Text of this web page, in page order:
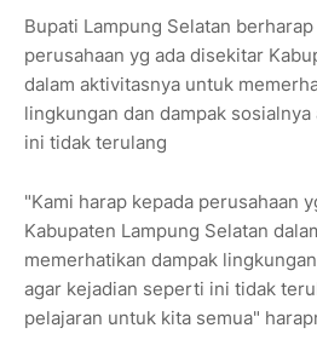
Bupati Lampung Selatan
perusahaan yg ada disekitar
dalam aktivitasnya untuk
lingkungan dan dampak
ini tidak terulang
"Kami harap kepada perusahaan
Kabupaten Lampung Selatan
memerhatikan dampak
agar kejadian seperti ini tidak
pelajaran untuk kita semua"